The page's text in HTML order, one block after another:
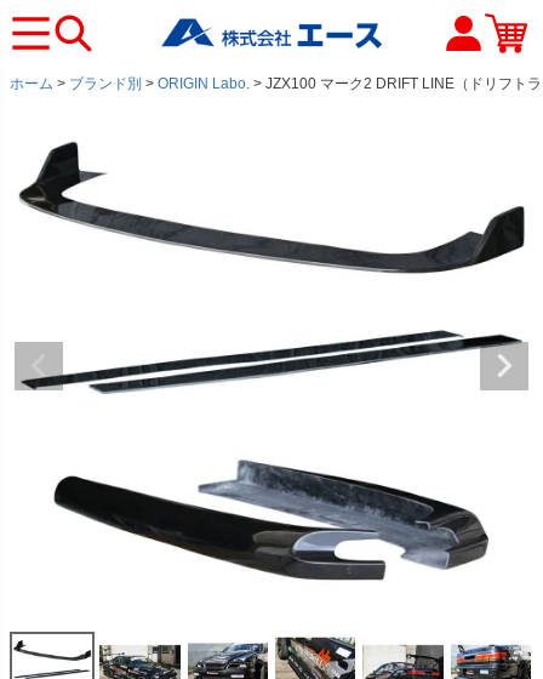
ホーム ブランド別 ORIGIN Labo. JZX100 マーク2 DRIFT LINE（ドリフト